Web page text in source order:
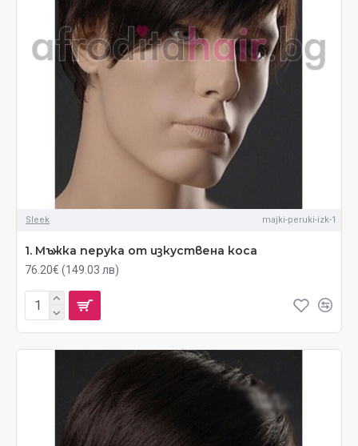
Sleek majki-peruki-izk-1
1. Мъжка перука от изкуствена коса
76.20€ (149.03 лв)